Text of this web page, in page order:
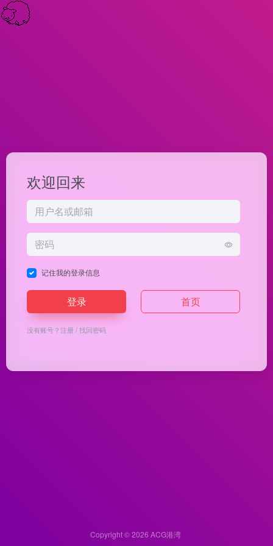
欢迎回来
记住我的登录信息
登录 首页
没有账号？注册/找回密码
Copyright © 2026 ACG港湾